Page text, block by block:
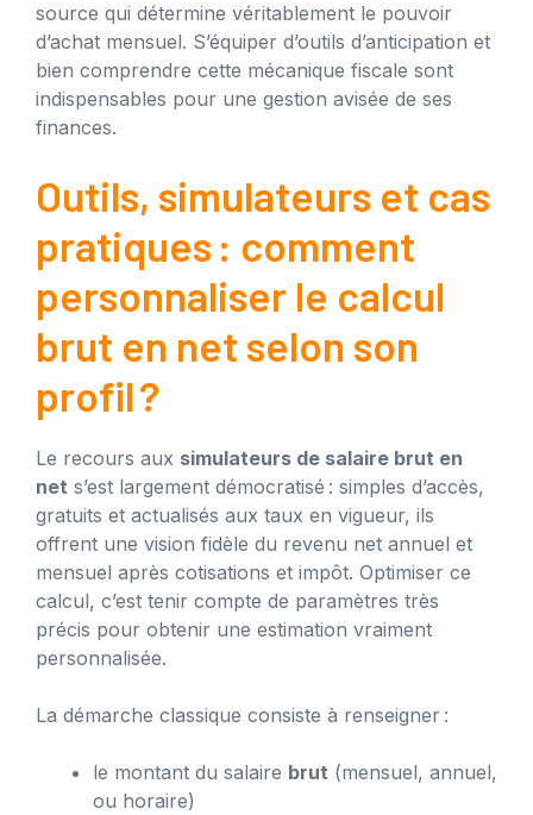
source qui détermine véritablement le pouvoir
d’achat mensuel. S’équiper d’outils d’anticipation et
bien comprendre cette mécanique fiscale sont
indispensables pour une gestion avisée de ses
finances.
Outils, simulateurs et cas
pratiques : comment
personnaliser le calcul
brut en net selon son
profil ?
Le recours aux simulateurs de salaire brut en
net s’est largement démocratisé : simples d’accès,
gratuits et actualisés aux taux en vigueur, ils
offrent une vision fidèle du revenu net annuel et
mensuel après cotisations et impôt. Optimiser ce
calcul, c’est tenir compte de paramètres très
précis pour obtenir une estimation vraiment
personnalisée.
La démarche classique consiste à renseigner :
le montant du salaire brut (mensuel, annuel,
ou horaire)